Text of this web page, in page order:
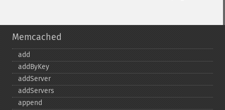
Memcached
add
addByKey
addServer
addServers
append